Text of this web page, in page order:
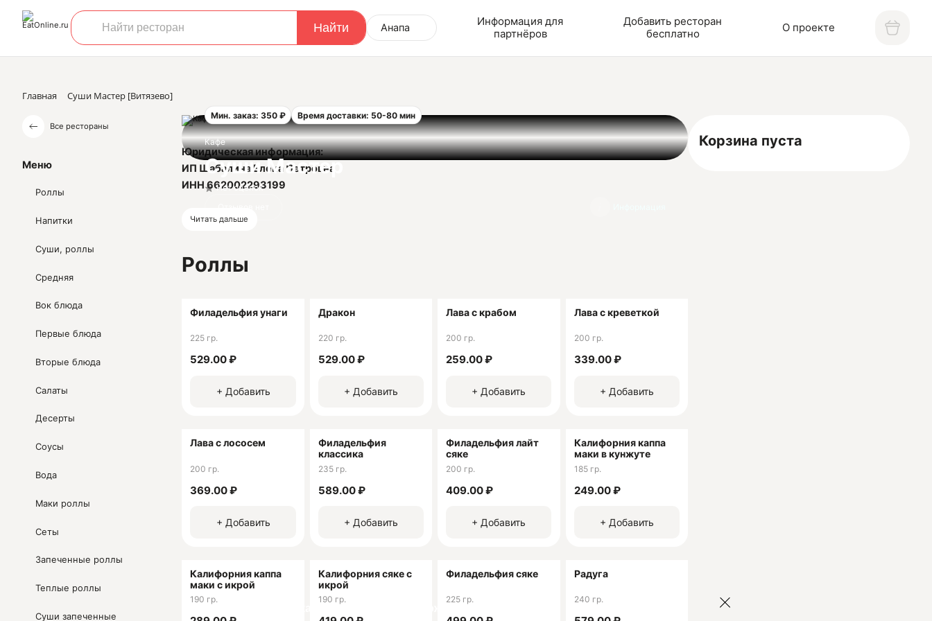
Скачай мобильное приложение!
Анапа
Информация для
партнёров
Добавить ресторан
бесплатно
О проекте
Главная Суши Мастер [Витязево]
Все рестораны
Меню
Роллы
Напитки
Суши, роллы
Средняя
Вок блюда
Первые блюда
Вторые блюда
Салаты
Десерты
Соусы
Вода
Маки роллы
Сеты
Запеченные роллы
Теплые роллы
Суши запеченные
Мин. заказ: 350 ₽ Время доставки: 50-80 мин
Кафе
Суши Мастер
Нет оценок
Юридическая информация:
ИП Шабалина Елена Петровна
ИНН 662002293199
Читать дальше
Роллы
Филадельфия унаги
225 гр.
529.00 ₽
+ Добавить
Дракон
220 гр.
529.00 ₽
+ Добавить
Лава с крабом
200 гр.
259.00 ₽
+ Добавить
Лава с креветкой
200 гр.
339.00 ₽
+ Добавить
Лава с лососем
200 гр.
369.00 ₽
+ Добавить
Филадельфия
классика
235 гр.
589.00 ₽
+ Добавить
Филадельфия лайт
сяке
200 гр.
409.00 ₽
+ Добавить
Калифорния каппа
маки в кунжуте
185 гр.
249.00 ₽
+ Добавить
Калифорния каппа
маки с икрой
190 гр.
Калифорния сяке с
икрой
190 гр.
Филадельфия сяке
225 гр.
Радуга
240 гр.
Корзина пуста